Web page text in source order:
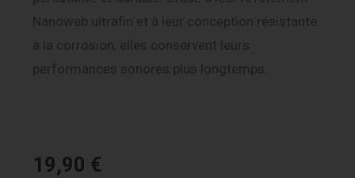
Nanoweb ultrafin et à leur conception résistante
à la corrosion, elles conservent leurs
performances sonores plus longtemps.
19,90 €